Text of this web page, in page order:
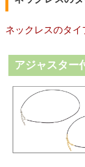
ネックレスのタイ
アジャスター